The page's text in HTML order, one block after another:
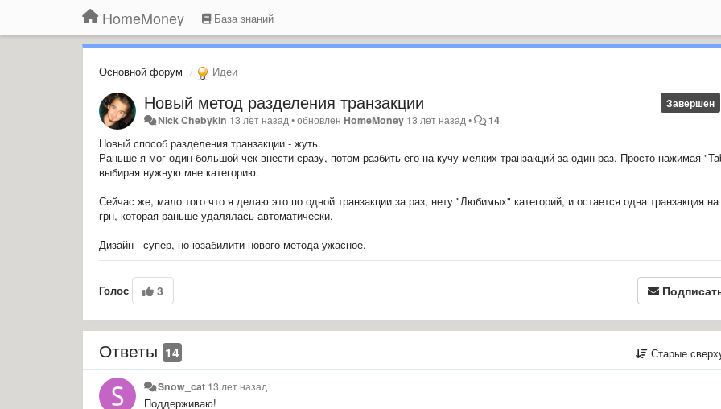
HomeMoney База знаний
Основной форум Идеи
Завершен
Новый метод разделения транзакции
Nick Chebykin 13 лет назад •обновлен HomeMoney 13 лет назад • 14
Новый способ разделения транзакции - жуть.
Раньше я мог один большой чек внести сразу, потом разбить его на кучу мелких транзакций за один раз. Просто нажимая
выбирая нужную мне категорию.
Сейчас же, мало того что я делаю это по одной транзакции за раз, нету "Любимых" категорий, и остается одна транзакция
грн, которая раньше удалялась автоматически.
Дизайн - супер, но юзабилити нового метода ужасное.
Голос 3
Ответы 14 Старые
Snow_cat 13 лет назад
Поддерживаю!